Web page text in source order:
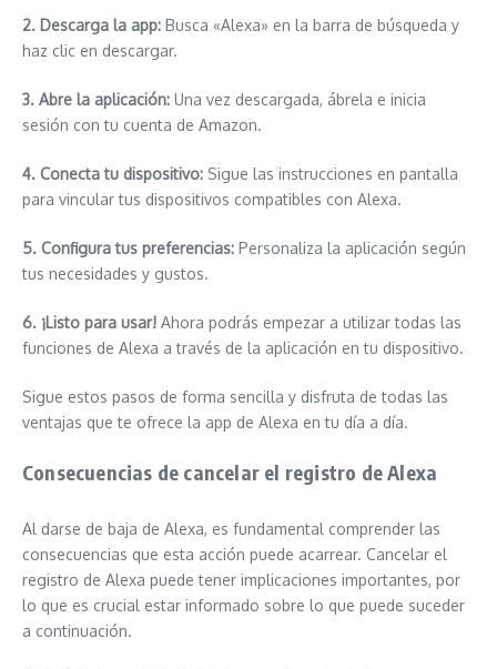
2. Descarga la app: Busca «Alexa» en la barra de búsqueda y
haz clic en descargar.
3. Abre la aplicación: Una vez descargada, ábrela e inicia
sesión con tu cuenta de Amazon.
4. Conecta tu dispositivo: Sigue las instrucciones en pantalla
para vincular tus dispositivos compatibles con Alexa.
5. Configura tus preferencias: Personaliza la aplicación según
tus necesidades y gustos.
6. ¡Listo para usar! Ahora podrás empezar a utilizar todas las
funciones de Alexa a través de la aplicación en tu dispositivo.
Sigue estos pasos de forma sencilla y disfruta de todas las
ventajas que te ofrece la app de Alexa en tu día a día.
Consecuencias de cancelar el registro de Alexa
Al darse de baja de Alexa, es fundamental comprender las
consecuencias que esta acción puede acarrear. Cancelar el
registro de Alexa puede tener implicaciones importantes, por
lo que es crucial estar informado sobre lo que puede suceder
a continuación.